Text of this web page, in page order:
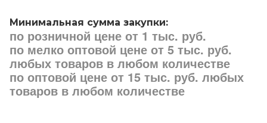
Минимальная сумма закупки:
по розничной цене от 1 тыс. руб.
по мелко оптовой цене от 5 тыс. руб.
любых товаров в любом количестве
по оптовой цене от 15 тыс. руб. любых
товаров в любом количестве